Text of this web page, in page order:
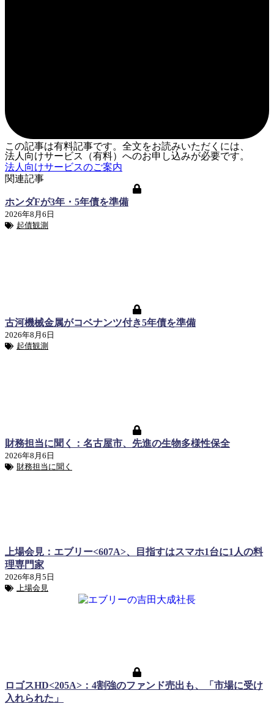
この記事は有料記事です。全文をお読みいただくには、
法人向けサービス（有料）へのお申し込みが必要です。
法人向けサービスのご案内
関連記事
ホンダFが3年・5年債を準備
2026年8月6日
起債観測
古河機械金属がコベナンツ付き5年債を準備
2026年8月6日
起債観測
財務担当に聞く：名古屋市、先進の生物多様性保全
2026年8月6日
財務担当に聞く
上場会見：エブリー<607A>、目指すはスマホ1台に1人の料
理専門家
2026年8月5日
上場会見
ロゴスHD<205A>：4割強のファンド売出も、「市場に受け
入れられた」